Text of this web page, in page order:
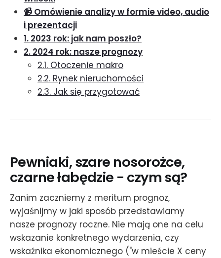
📹 Omówienie analizy w formie video, audio
i prezentacji
1. 2023 rok: jak nam poszło?
2. 2024 rok: nasze prognozy
2.1. Otoczenie makro
2.2. Rynek nieruchomości
2.3. Jak się przygotować
Pewniaki, szare nosorożce,
czarne łabędzie - czym są?
Zanim zaczniemy z meritum prognoz,
wyjaśnijmy w jaki sposób przedstawiamy
nasze prognozy roczne. Nie mają one na celu
wskazanie konkretnego wydarzenia, czy
wskaźnika ekonomicznego ("w mieście X ceny